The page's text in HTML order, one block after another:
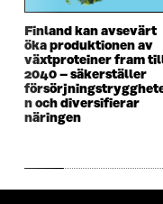
S
T
E
R
E
R
Finland kan avsevärt
öka produktionen av
växtproteiner fram
2040 – säkerställer
n och diversifierar
näringen